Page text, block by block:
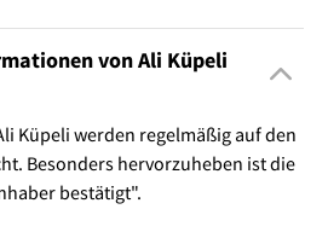
von Ali Küpeli
Küpeli werden regelmäßig auf den
Besonders hervorzuheben ist die
bestätigt".